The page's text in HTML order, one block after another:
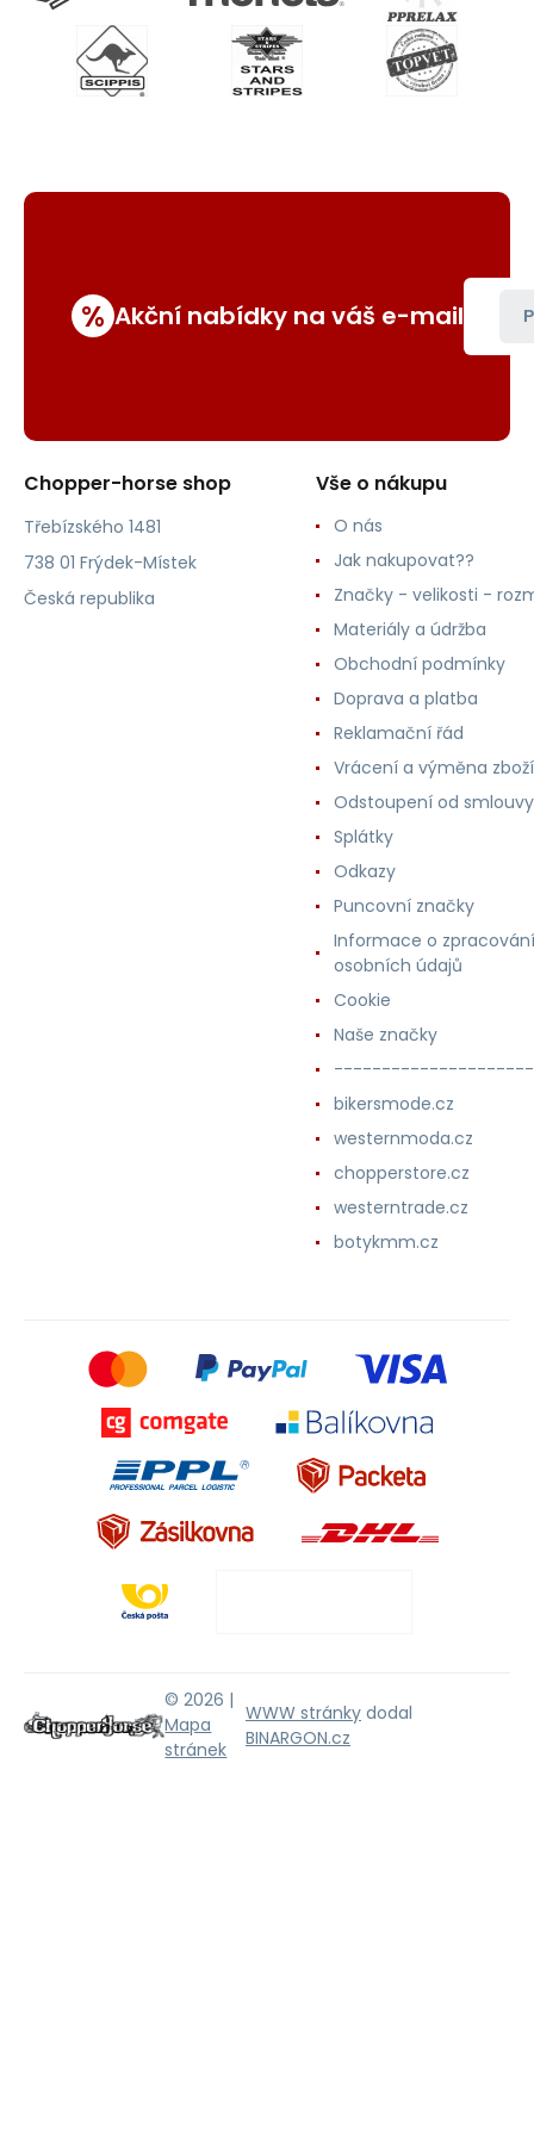
% Akční nabídky na váš e-mail
Chopper-horse shop
Třebízského 1481
738 01 Frýdek-Místek
Česká republika
Vše o nákupu
O nás
Jak nakupovat??
Značky - velikosti -
Materiály a údržba
Obchodní podmínky
Doprava a platba
Reklamační řád
Vrácení a výměna zboží
Odstoupení od smlouvy
Splátky
Odkazy
Puncovní značky
Informace o zpracování
osobních údajů
Cookie
Naše značky
bikersmode.cz
westernmoda.cz
chopperstore.cz
westerntrade.cz
botykmm.cz
© 2026 |
Mapa
stránek
WWW stránky dodal
BINARGON.cz